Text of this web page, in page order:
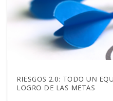
RIESGOS 2.0: TODO UN
LOGRO DE LAS METAS